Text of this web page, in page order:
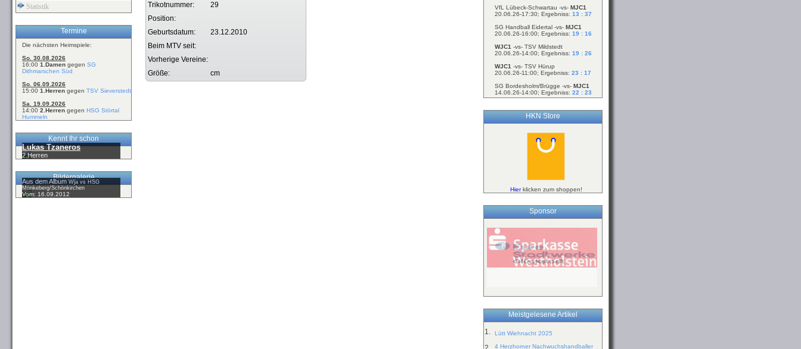
Statistik
Termine
Die nächsten Heimspiele:
So. 30.08.2026
16:00 1.Damen gegen SG
Dithmarschen Süd
So. 06.09.2026
15:00 1.Herren gegen TSV Sieverstedt
Sa. 19.09.2026
14:00 2.Herren gegen HSG Störtal
Hummeln
Kennt Ihr schon
Lukas Tzaneros
2.Herren
Bildergalerie
Aus dem AlbumWja vs HSG
Mönkeberg/Schönkirchen
Vom: 16.09.2012
Trikotnummer:
29
Position:
Geburtsdatum:
23.12.2010
Beim MTV seit:
Vorherige Vereine:
Größe:
cm
VfL Lübeck-Schwartau -vs- MJC1
20.06.26-17:30; Ergebniss: 13 : 37
SG Handball Eidertal -vs- MJC1
20.06.26-16:00; Ergebniss: 19 : 16
WJC1 -vs- TSV Mildstedt
20.06.26-14:00; Ergebniss: 19 : 26
WJC1 -vs- TSV Hürup
20.06.26-11:00; Ergebniss: 23 : 17
SG Bordesholm/Brügge -vs- MJC1
14.06.26-14:00; Ergebniss: 22 : 23
HKN Store
Hierklicken zum shoppen!
Sponsor
Meistgelesene Artikel
1. Lütt Wiehnacht 2025
4 Herzhorner Nachwuchshandballer